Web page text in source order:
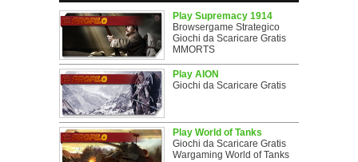
Play Supremacy 1914
Browsergame Strategico
Giochi da Scaricare Gratis
MMORTS
Play AION
Giochi da Scaricare Gratis
Play World of Tanks
Giochi da Scaricare Gratis
Wargaming World of Tanks